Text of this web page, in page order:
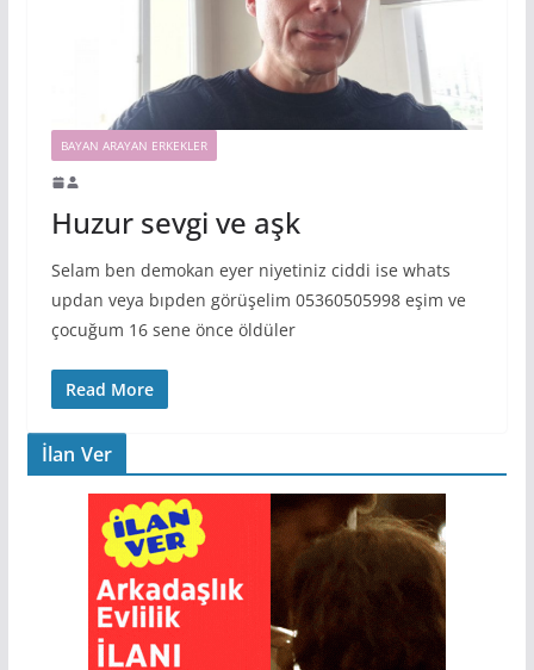
BAYAN ARAYAN ERKEKLER
Huzur sevgi ve aşk
Selam ben demokan eyer niyetiniz ciddi ise whats
updan veya bıpden görüşelim 05360505998 eşim ve
çocuğum 16 sene önce öldüler
Read More
İlan Ver